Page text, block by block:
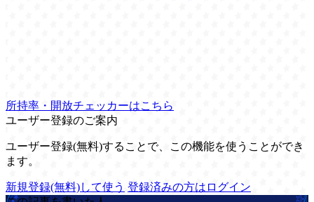
所持率・開放チェッカーはこちら
ユーザー登録のご案内
ユーザー登録(無料)することで、この機能を使うことができ
ます。
新規登録(無料)して使う 登録済みの方はログイン